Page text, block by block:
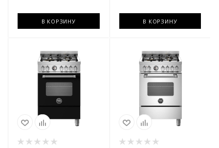
В КОРЗИНУ В КОРЗИНУ